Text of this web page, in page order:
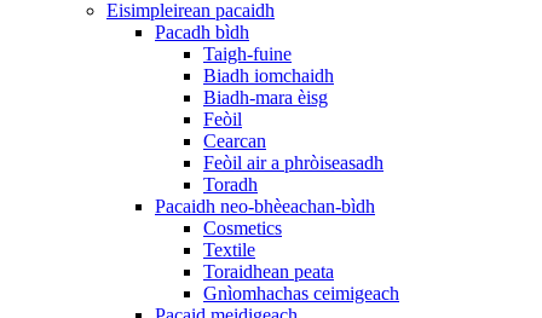
Eisimpleirean pacaidh
Pacadh bìdh
Taigh-fuine
Biadh iomchaidh
Biadh-mara èisg
Feòil
Cearcan
Feòil air a phròiseasadh
Toradh
Pacaidh neo-bhèeachan-bìdh
Cosmetics
Textile
Toraidhean peata
Gnìomhachas ceimigeach